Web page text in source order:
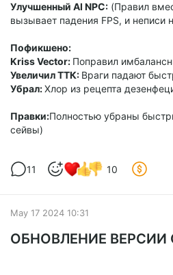
Улучшенный AI NPC: (Правил
вызывает падения FPS, и неписи
Пофикшено:
Kriss Vector: Поправил
Увеличил ТТК: Враги падают
Убрал:Хлор из рецепта
Правки:Полностью убраны
сейвы)
11 10
May 17 2024 10:31
ОБНОВЛЕНИЕ ВЕРСИИ